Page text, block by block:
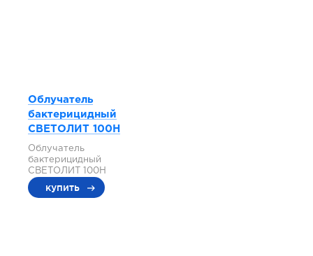
Облучатель
бактерицидный
СВЕТОЛИТ 100Н
Облучатель
бактерицидный
СВЕТОЛИТ 100Н
купить